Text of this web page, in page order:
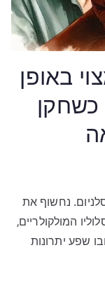
באופן
נחשוף את
המולקולריים,
שפע יתרונות